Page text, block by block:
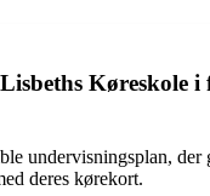
Køreskole
undervisningsplan,
deres kørekort.